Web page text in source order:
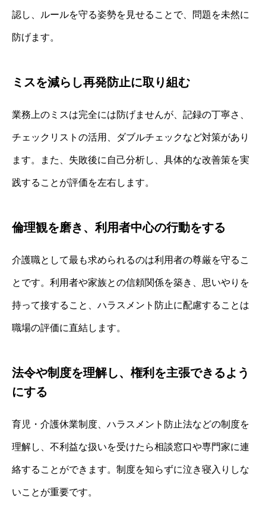
認し、ルールを守る姿勢を見せることで、問題を未然に
防げます。
ミスを減らし再発防止に取り組む
業務上のミスは完全には防げませんが、記録の丁寧さ、
チェックリストの活用、ダブルチェックなど対策があり
ます。また、失敗後に自己分析し、具体的な改善策を実
践することが評価を左右します。
倫理観を磨き、利用者中心の行動をする
介護職として最も求められるのは利用者の尊厳を守るこ
とです。利用者や家族との信頼関係を築き、思いやりを
持って接すること、ハラスメント防止に配慮することは
職場の評価に直結します。
法令や制度を理解し、権利を主張できるよう
にする
育児・介護休業制度、ハラスメント防止法などの制度を
理解し、不利益な扱いを受けたら相談窓口や専門家に連
絡することができます。制度を知らずに泣き寝入りしな
いことが重要です。